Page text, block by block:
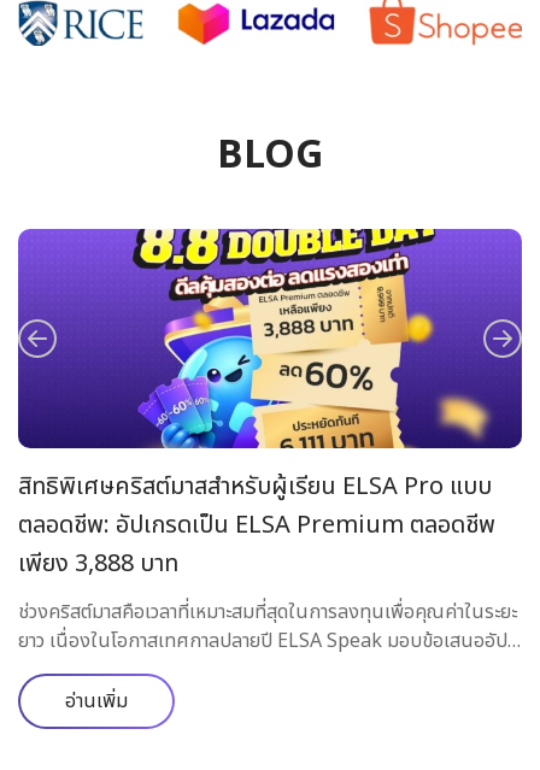
BLOG
สิทธิพิเศษคริสต์มาสสำหรับผู้เรียน ELSA Pro แบบ
ตลอดชีพ: อัปเกรดเป็น ELSA Premium ตลอดชีพ
เพียง 3,888 บาท
ช่วงคริสต์มาสคือเวลาที่เหมาะสมที่สุดในการลงทุนเพื่อคุณค่าในระยะ
ยาว เนื่องในโอกาสเทศกาลปลายปี ELSA Speak มอบข้อเสนออัป
เกรดสุดพิเศษ สำหรับผู้เรียนที่ถือแพ็กเกจ ELSA Pro แบบตลอด
ชีพเท่านั้น: อัปเกรดเป็น ELSA Premium แบบตลอดชีพในราคา
พิเศษที่ไม่เคยมีมาก่อน ข้อเสนอพิเศษเฉพาะผู้เรียน ELSA Pro
อ่านเพิ่ม